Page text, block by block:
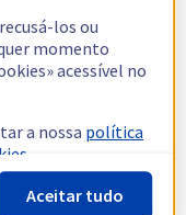
los ou
momento
acessível no
a nossa política
Aceitar tudo